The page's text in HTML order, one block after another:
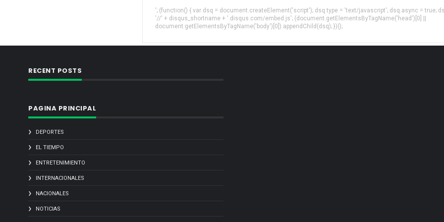
'; (function() { var dsq = document.createElement('script'); dsq.type = 'text/javascript'; dsq.async = true;
'//' + disqus_shortname + '.disqus.com/embed.js'; (document.getElementsByTagName('head')[0] ||
document.getElementsByTagName('body')[0]).appendChild(dsq); })();
RECENT POSTS
PAGINA PRINCIPAL
DEPORTES
EL TIEMPO
ENTRETENIMIENTO
INTERNACIONALES
NACIONALES
NOTICIAS